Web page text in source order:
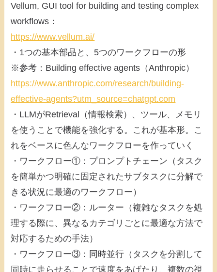
Vellum, GUI tool for building and testing complex
workflows：
https://www.vellum.ai/
・1つの基本部品と、5つのワークフローの形
※参考：Building effective agents（Anthropic）
https://www.anthropic.com/research/building-
effective-agents?utm_source=chatgpt.com
・LLMがRetrieval（情報検索）、ツール、メモリ
を使うことで機能を強化する。これが基本形。こ
れをベースに色んなワークフローを作っていく
・ワークフロー①：プロンプトチェーン（タスク
を簡単かつ明確に固定されたサブタスクに分解で
きる状況に最適のワークフロー）
・ワークフロー②：ルーター（複雑なタスクを処
理する際に、異なるカテゴリごとに最適な方法で
対応するための手法）
・ワークフロー③：同時並行（タスクを分割して
同時に走らせることで速度をあげたり、複数の視